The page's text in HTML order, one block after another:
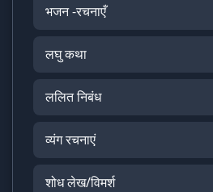
भजन -रचनाएँ
लघु कथा
ललित निबंध
व्यंग रचनाएं
शोध लेख/विमर्श